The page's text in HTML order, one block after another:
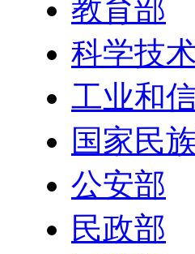
教育部
科学技
工业和
国家民
公安部
民政部